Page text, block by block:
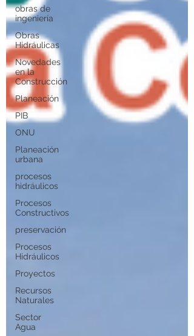
obras de
ingeniería
Obras
Hidráulicas
Novedades
en la
Construcción
Planeación
PIB
ONU
Planeación
urbana
procesos
hidráulicos
Procesos
Constructivos
preservación
Procesos
Hidráulicos
Proyectos
Recursos
Naturales
Sector
Agua